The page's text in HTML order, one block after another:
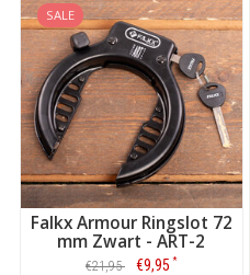
SALE
Falkx Armour Ringslot 72
mm Zwart - ART-2
€21,95 €9,95 *